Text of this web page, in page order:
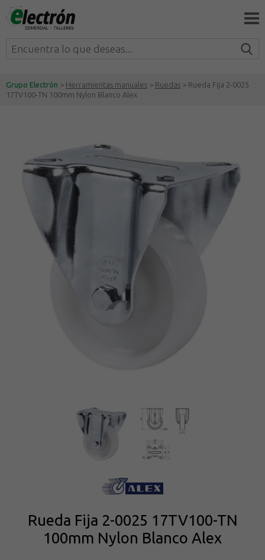
Grupo Electrón > Herramientas manuales > Ruedas > Rueda Fija 2-0025
17TV100-TN 100mm Nylon Blanco Alex
Rueda Fija 2-0025 17TV100-TN
100mm Nylon Blanco Alex